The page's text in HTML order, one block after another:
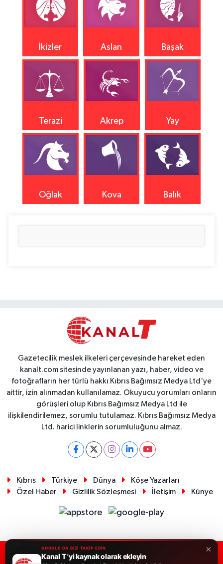
İkizler Aslan Başak
Terazi Akrep Yay
Oğlak Kova Balık
Gazetecilik meslek ilkeleri çerçevesinde hareket eden
kanalt.com sitesinde yayınlanan yazı, haber, video ve
fotoğrafların her türlü hakkı Kıbrıs Bağımsız Medya Ltd'ye
aittir, izin alınmadan kullanılamaz. Okuyucu yorumları onların
görüşleri olup Kıbrıs Bağımsız Medya Ltd ile
ilişkilendirilemez, sorumlu tutulamaz. Kıbrıs Bağımsız Medya
Ltd. harici linklerin sorumluluğunu almaz.
Kıbrıs Türkiye Dünya
Köşe Yazarları
Özel Haber
Gizlilik Sözleşmesi İletişim Künye
RSS Copyright © 2026. Her hakkı saklıdır.
×
GOOGLE'DA BİZİ TAKİP EDİN
Kanal T 'yi kaynak olarak ekleyin